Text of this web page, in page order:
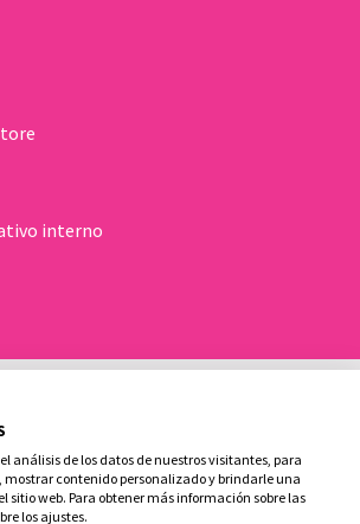
interno
Aviso legale e Informativa sulla privacy
análisis de los datos de nuestros visitantes, para
mostrar contenido personalizado y brindarle una
sitio web. Para obtener más información sobre las
los ajustes.